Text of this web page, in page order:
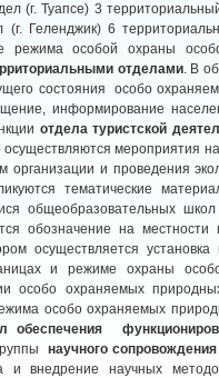
(г. Туапсе) 3
Геленджик) 6
режима особой охраны
отделами. В
состояния особо
информирование
отдела туристской
мероприятия
и проведения
тематические
общеобразовательных школ
обозначение на местности
осуществляется
и режиме охраны
особо охраняемых
особо охраняемых
обеспечения
научного
и внедрение научных